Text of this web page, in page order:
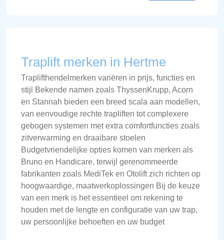
Traplift merken in Hertme
Traplifthendelmerken variëren in prijs, functies en
stijl Bekende namen zoals ThyssenKrupp, Acorn
en Stannah bieden een breed scala aan modellen,
van eenvoudige rechte trapliften tot complexere
gebogen systemen met extra comfortfuncties zoals
zitverwarming en draaibare stoelen
Budgetvriendelijke opties komen van merken als
Bruno en Handicare, terwijl gerenommeerde
fabrikanten zoals MediTek en Otolift zich richten op
hoogwaardige, maatwerkoplossingen Bij de keuze
van een merk is het essentieel om rekening te
houden met de lengte en configuratie van uw trap,
uw persoonlijke behoeften en uw budget